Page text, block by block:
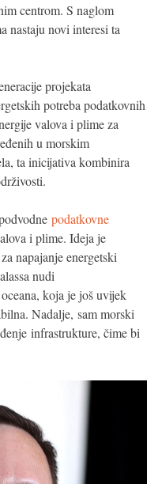
centrom. S naglom
nastaju novi interesi ta
projekata
potreba podatkovnih
valova i plime za
u morskim
ta inicijativa kombinira
podatkovne
i plime. Ideja je
napajanje energetski
nudi
koja je još uvijek
Nadalje, sam morski
infrastrukture, čime bi